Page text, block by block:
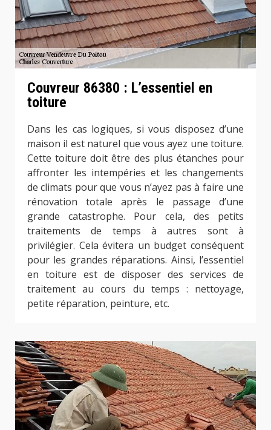
Couvreur 86380 : L’essentiel en
toiture
Dans les cas logiques, si vous disposez d’une
maison il est naturel que vous ayez une toiture.
Cette toiture doit être des plus étanches pour
affronter les intempéries et les changements
de climats pour que vous n’ayez pas à faire une
rénovation totale après le passage d’une
grande catastrophe. Pour cela, des petits
traitements de temps à autres sont à
privilégier. Cela évitera un budget conséquent
pour les grandes réparations. Ainsi, l’essentiel
en toiture est de disposer des services de
traitement au cours du temps : nettoyage,
petite réparation, peinture, etc.